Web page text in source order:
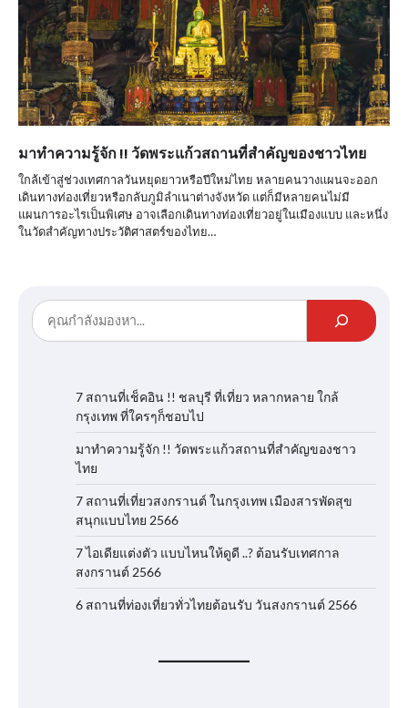
มาทำความรู้จัก !! วัดพระแก้วสถานที่สำคัญของชาวไทย
ใกล้เข้าสู่ช่วงเทศกาลวันหยุดยาวหรือปีใหม่ไทย หลายคนวางแผนจะออก
เดินทางท่องเที่ยวหรือกลับภูมิลำเนาต่างจังหวัด แต่ก็มีหลายคนไม่มี
แผนการอะไรเป็นพิเศษ อาจเลือกเดินทางท่องเที่ยวอยู่ในเมืองแบบ และหนึ่ง
ในวัดสำคัญทางประวัติศาสตร์ของไทย…
7 สถานที่เช็คอิน !! ชลบุรี ที่เที่ยว หลากหลาย ใกล้
กรุงเทพ ที่ใครๆก็ชอบไป
มาทำความรู้จัก !! วัดพระแก้วสถานที่สำคัญของชาว
ไทย
7 สถานที่เที่ยวสงกรานต์ ในกรุงเทพ เมืองสารพัดสุข
สนุกแบบไทย 2566
7 ไอเดียแต่งตัว แบบไหนให้ดูดี ..? ต้อนรับเทศกาล
สงกรานต์ 2566
6 สถานที่ท่องเที่ยวทั่วไทยต้อนรับ วันสงกรานต์ 2566